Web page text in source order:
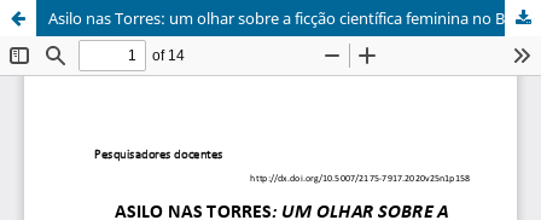
Asilo nas Torres: um olhar sobre a ficção científica feminina no Brasil